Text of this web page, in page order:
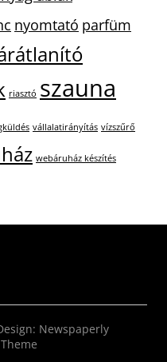
nyomtató parfüm
riasztó szauna
vállalatirányítás vízszűrő
webáruház készítés
Newspaperly